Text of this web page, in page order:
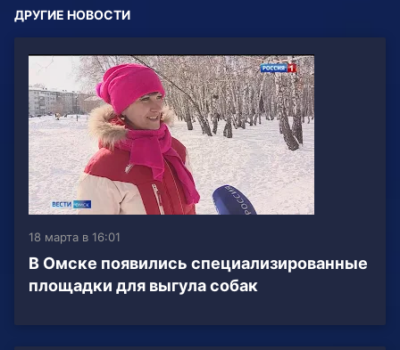
ДРУГИЕ НОВОСТИ
18 марта в 16:01
В Омске появились специализированные
площадки для выгула собак